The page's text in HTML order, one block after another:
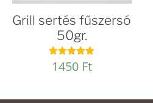
Grill sertés fűszersó
50gr.
Értékelés:
5.00
1450 Ft